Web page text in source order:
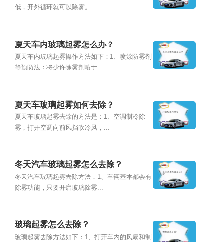
低，开外循环就可以除雾。...
夏天车内玻璃起雾怎么办？
夏天车内玻璃起雾操作方法如下：1、喷涂防雾剂
等预防法：将少许除雾剂喷于...
夏天车玻璃起雾如何去除？
夏天车玻璃起雾去除的方法是：1、空调制冷除
雾，打开空调向前风挡吹冷风，...
冬天汽车玻璃起雾怎么去除？
冬天汽车玻璃起雾去除方法：1、车辆基本都会有
除雾功能，只要开启玻璃除雾...
玻璃起雾怎么去除？
玻璃起雾去除方法如下：1、打开车内的风扇和制